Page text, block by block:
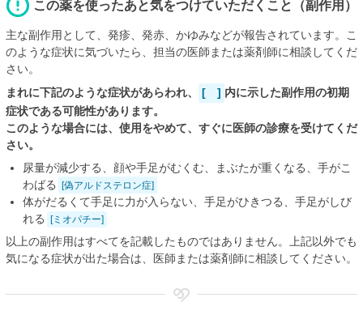
この薬を使ったあと気をつけていただくこと（副作用）
主な副作用として、発疹、発赤、かゆみなどが報告されています。こ
のような症状に気づいたら、担当の医師または薬剤師に相談してくだ
さい。
まれに下記のような症状があらわれ、
[ ] 内に示した副作用の初期
症状である可能性があります。
このような場合には、使用をやめて、すぐに医師の診療を受けてくだ
さい。
尿量が減少する、顔や手足がむくむ、まぶたが重くなる、手がこ
わばる [偽アルドステロン症]
体がだるくて手足に力が入らない、手足がひきつる、手足がしび
れる [ミオパチー]
以上の副作用はすべてを記載したものではありません。上記以外でも
気になる症状が出た場合は、医師または薬剤師に相談してください。